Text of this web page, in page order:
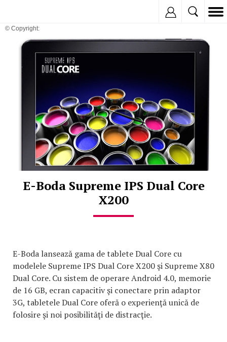
© Copyright:
E-Boda Supreme IPS Dual Core
X200
E-Boda lansează gama de tablete Dual Core cu
modelele Supreme IPS Dual Core X200 şi Supreme X80
Dual Core. Cu sistem de operare Android 4.0, memorie
de 16 GB, ecran capacitiv şi conectare prin adaptor
3G, tabletele Dual Core oferă o experienţă unică de
folosire şi noi posibilităţi de distracţie.